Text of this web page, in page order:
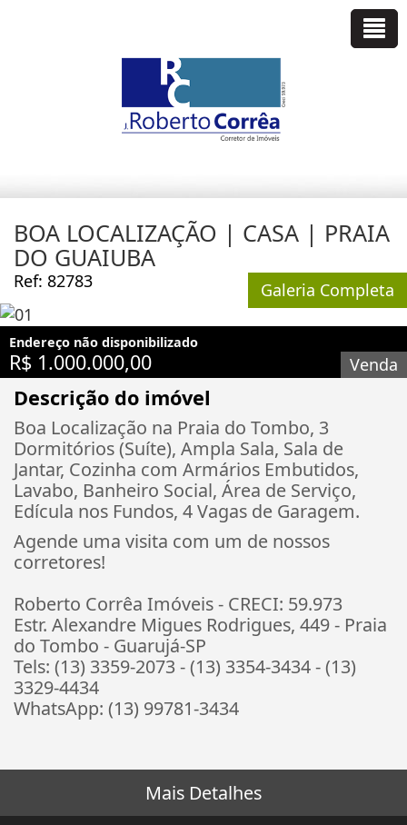
BOA LOCALIZAÇÃO | CASA | PRAIA
DO GUAIUBA
Ref: 82783 Galeria Completa
Endereço não disponibilizado
R$ 1.000.000,00 Venda
Descrição do imóvel
Boa Localização na Praia do Tombo, 3
Dormitórios (Suíte), Ampla Sala, Sala de
Jantar, Cozinha com Armários Embutidos,
Lavabo, Banheiro Social, Área de Serviço,
Edícula nos Fundos, 4 Vagas de Garagem.
Agende uma visita com um de nossos
corretores!
Roberto Corrêa Imóveis - CRECI: 59.973
Estr. Alexandre Migues Rodrigues, 449 - Praia
do Tombo - Guarujá-SP
Tels: (13) 3359-2073 - (13) 3354-3434 - (13)
3329-4434
WhatsApp: (13) 99781-3434
Mais Detalhes